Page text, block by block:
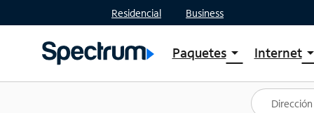
Residencial Business
Paquetesarrow_drop_down
Ver paquetes
Spectrum One
Internetarrow_drop_down
Planes